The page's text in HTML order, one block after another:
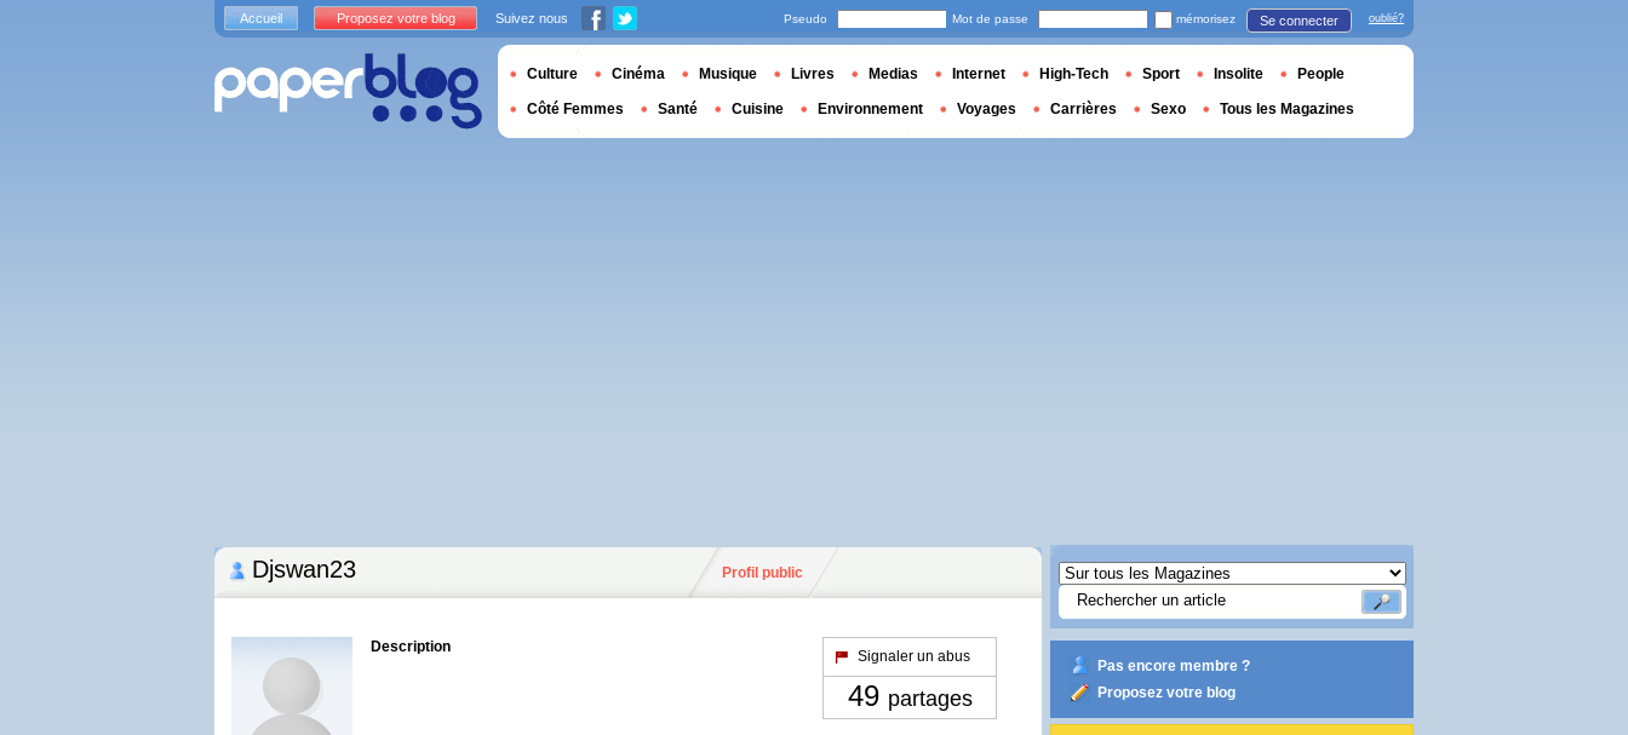
Djswan23 Profil public
Description
Signaler un abus
49 partages
Pas encore membre ?
Proposez votre blog
Accueil Proposez votre blog Suivez nous Pseudo Mot de passe mémorisez Se connecter oublié?
Culture Cinéma Musique Livres Medias Internet High-Tech Sport Insolite People
Côté Femmes Santé Cuisine Environnement Voyages Carrières Sexo Tous les Magazines